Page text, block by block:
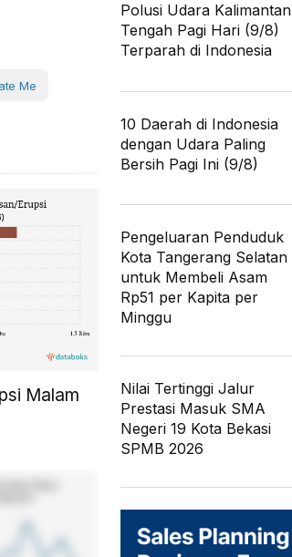
Me
Malam
Polusi Udara Kalimantan
Tengah Pagi Hari (9/8)
Terparah di Indonesia
10 Daerah di Indonesia
dengan Udara Paling
Bersih Pagi Ini (9/8)
Pengeluaran Penduduk
Kota Tangerang Selatan
untuk Membeli Asam
Rp51 per Kapita per
Minggu
Nilai Tertinggi Jalur
Prestasi Masuk SMA
Negeri 19 Kota Bekasi
SPMB 2026